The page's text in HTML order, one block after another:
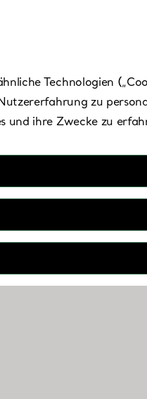
Technologien
zu
und ihre Zwecke zu